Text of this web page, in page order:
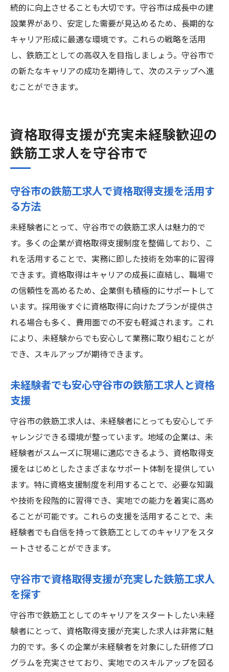
続的に向上させることも大切です。守谷市は成長中の建
設業界があり、安定した需要が見込めるため、長期的な
キャリア形成に最適な環境です。これらの戦略を活用
し、鉄筋工としての高収入を目指しましょう。守谷市で
の新たなキャリアの成功を期待して、次のステップへ進
むことができます。
資格取得支援が充実未経験歓迎の
鉄筋工求人を守谷市で
守谷市の鉄筋工求人で資格取得支援を活用す
る方法
未経験者にとって、守谷市での鉄筋工求人は魅力的で
す。多くの企業が資格取得支援制度を整備しており、こ
れを活用することで、実務に即した技術を効率的に習得
できます。資格取得はキャリアの成長に直結し、職場で
の信頼性を高めるため、企業側も積極的にサポートして
います。採用後すぐに資格取得に向けたプランが提供さ
れる場合も多く、費用面での不安も軽減されます。これ
により、未経験からでも安心して業務に取り組むことが
でき、スキルアップが期待できます。
未経験者でも安心守谷市の鉄筋工求人と資格
支援
守谷市の鉄筋工求人は、未経験者にとっても安心してチ
ャレンジできる環境が整っています。地域の企業は、未
経験者がスムーズに現場に適応できるよう、資格取得支
援をはじめとしたさまざまなサポート体制を提供してい
ます。特に資格支援制度を利用することで、必要な知識
や技術を段階的に習得でき、実地での能力を着実に高め
ることが可能です。これらの支援を活用することで、未
経験者でも自信を持って鉄筋工としてのキャリアをスタ
ートさせることができます。
守谷市で資格取得支援が充実した鉄筋工求人
を探す
守谷市で鉄筋工としてのキャリアをスタートしたい未経
験者にとって、資格取得支援が充実した求人は非常に魅
力的です。多くの企業が未経験者を対象にした研修プロ
グラムを充実させており、実地でのスキルアップを図る